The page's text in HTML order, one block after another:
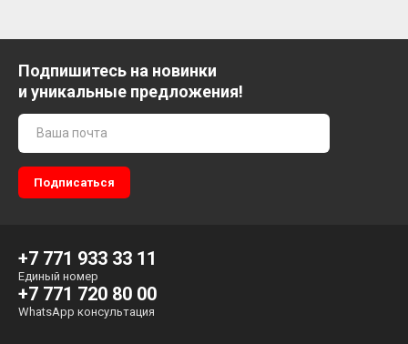
Подпишитесь на новинки
и уникальные предложения!
+7 771 933 33 11
Единый номер
+7 771 720 80 00
WhatsApp консультация